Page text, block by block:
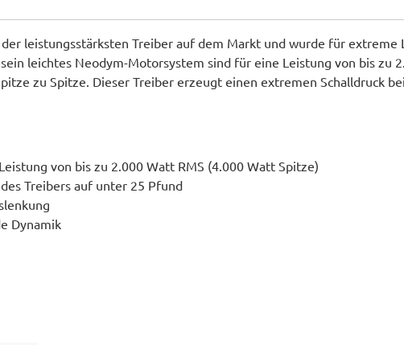
leistungsstärksten Treiber auf dem Markt und wurde für extreme
leichtes Neodym-Motorsystem sind für eine Leistung von bis zu
zu Spitze. Dieser Treiber erzeugt einen extremen Schalldruck
von bis zu 2.000 Watt RMS (4.000 Watt Spitze)
Treibers auf unter 25 Pfund
Dynamik